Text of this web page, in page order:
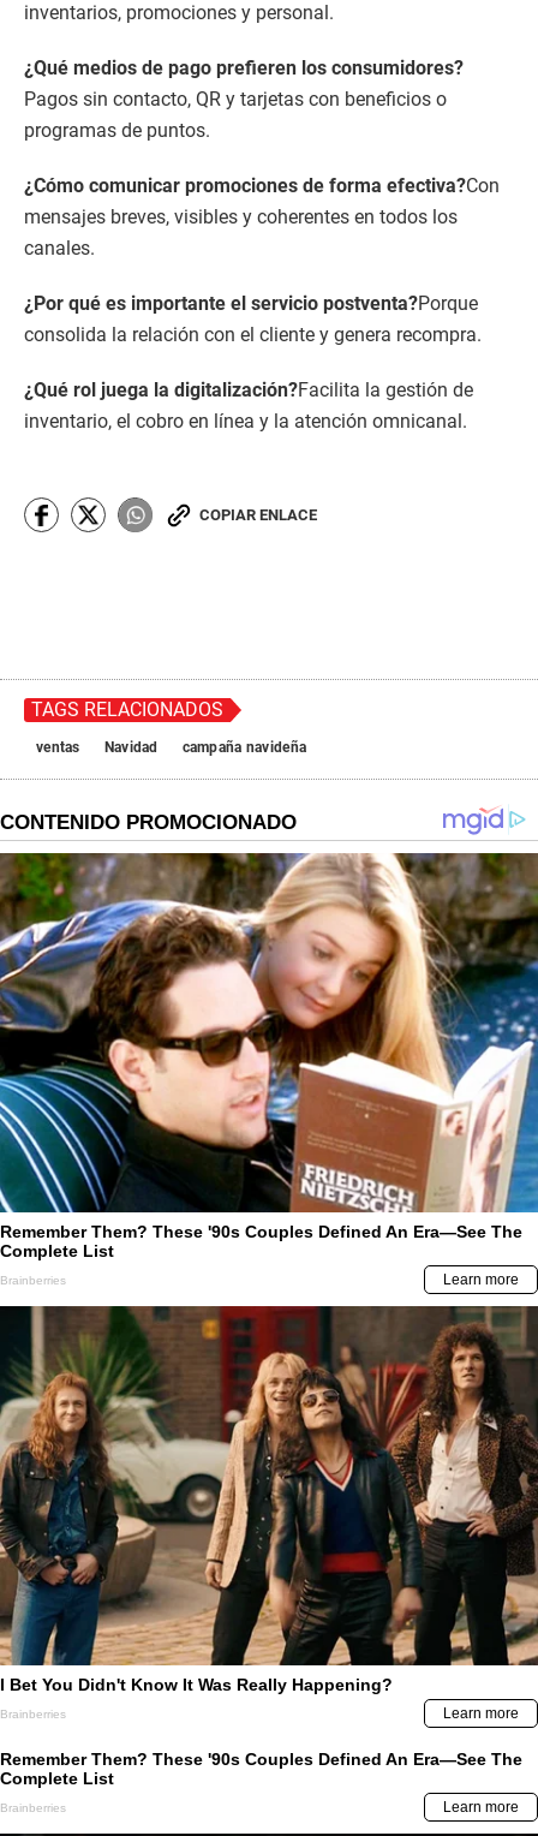
inventarios, promociones y personal.
¿Qué medios de pago prefieren los consumidores?
Pagos sin contacto, QR y tarjetas con beneficios o
programas de puntos.
¿Cómo comunicar promociones de forma efectiva?Con
mensajes breves, visibles y coherentes en todos los
canales.
¿Por qué es importante el servicio postventa?Porque
consolida la relación con el cliente y genera recompra.
¿Qué rol juega la digitalización?Facilita la gestión de
inventario, el cobro en línea y la atención omnicanal.
COPIAR ENLACE
TAGS RELACIONADOS
ventas Navidad campaña navideña